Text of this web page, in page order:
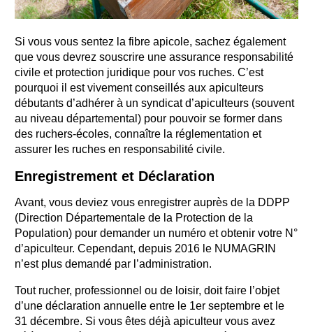
Si vous vous sentez la fibre apicole, sachez également
que vous devrez souscrire une assurance responsabilité
civile et protection juridique pour vos ruches. C’est
pourquoi il est vivement conseillés aux apiculteurs
débutants d’adhérer à un syndicat d’apiculteurs (souvent
au niveau départemental) pour pouvoir se former dans
des ruchers-écoles, connaître la réglementation et
assurer les ruches en responsabilité civile.
Enregistrement et Déclaration
Avant, vous deviez vous enregistrer auprès de la DDPP
(Direction Départementale de la Protection de la
Population) pour demander un numéro et obtenir votre N°
d’apiculteur. Cependant, depuis 2016 le NUMAGRIN
n’est plus demandé par l’administration.
Tout rucher, professionnel ou de loisir, doit faire l’objet
d’une déclaration annuelle entre le 1er septembre et le
31 décembre. Si vous êtes déjà apiculteur vous avez